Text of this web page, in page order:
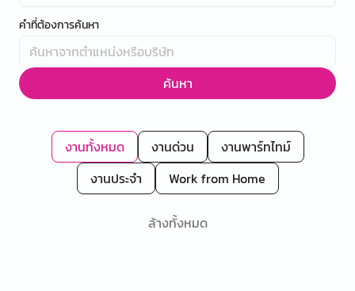
คำที่ต้องการค้นหา
ค้นหา
งานทั้งหมด งานด่วน
งานพาร์ทไทม์
งานประจำ
Work from Home
ล้างทั้งหมด